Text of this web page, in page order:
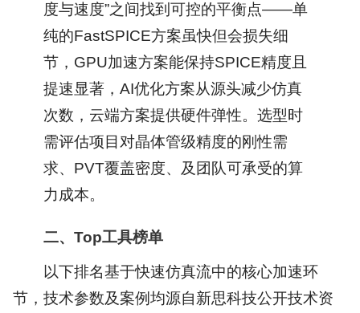
度与速度”之间找到可控的平衡点——单
纯的FastSPICE方案虽快但会损失细
节，GPU加速方案能保持SPICE精度且
提速显著，AI优化方案从源头减少仿真
次数，云端方案提供硬件弹性。选型时
需评估项目对晶体管级精度的刚性需
求、PVT覆盖密度、及团队可承受的算
力成本。
二、Top工具榜单
以下排名基于快速仿真流中的核心加速环
节，技术参数及案例均源自新思科技公开技术资